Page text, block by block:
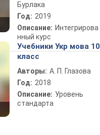
Бурлака
Год: 2019
Описание: Интегрирова
нный курс
Учебники Укр мова 10
класс
Авторы: А. П. Глазова
Год: 2018
Описание: Уровень
стандарта